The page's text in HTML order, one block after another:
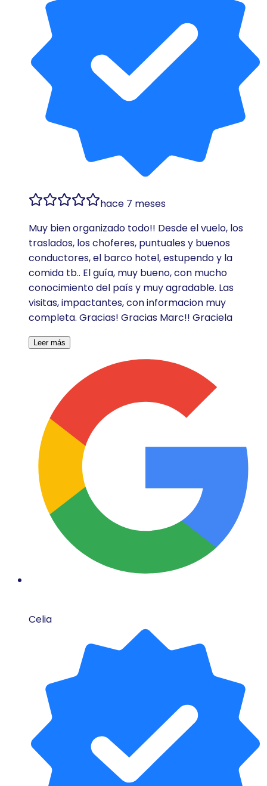
hace 7 meses
Muy bien organizado todo!! Desde el vuelo, los
traslados, los choferes, puntuales y buenos
conductores, el barco hotel, estupendo y la
comida tb.. El guía, muy bueno, con mucho
conocimiento del país y muy agradable. Las
visitas, impactantes, con informacion muy
completa. Gracias! Gracias Marc!! Graciela
Leer más
Celia